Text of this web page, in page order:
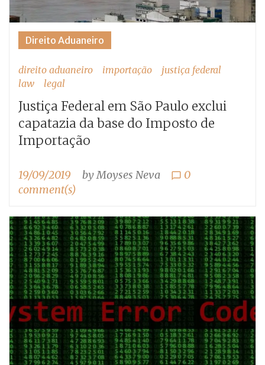
Direito Aduaneiro
direito aduaneiro importação
justiça federal
law
legal
Justiça Federal em São Paulo exclui
capatazia da base do Imposto de
Importação
19/09/2019 byMoyses Neva chat_bubble_outline 0
comment(s)